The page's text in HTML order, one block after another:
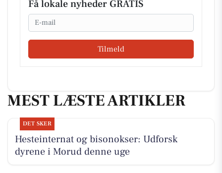
Få lokale nyheder GRATIS
Email
Tilmeld
MEST LÆSTE ARTIKLER
DET SKER
Hesteinternat og bisonokser: Udforsk
dyrene i Morud denne uge